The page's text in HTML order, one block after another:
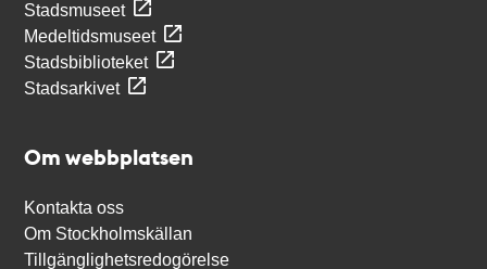
Stadsmuseet
Medeltidsmuseet
Stadsbiblioteket
Stadsarkivet
Om webbplatsen
Kontakta oss
Om Stockholmskällan
Tillgänglighetsredogörelse